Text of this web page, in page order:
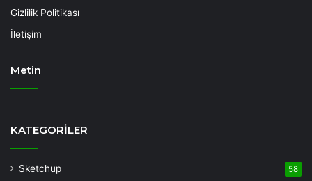
Gizlilik Politikası
İletişim
Metin
Bonusu
KATEGORİLER
Sketchup 58